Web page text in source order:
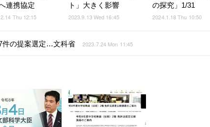
連携協定
Thu 12:15
ト」大きく影響
2023.9.13 Wed 16:45
の探究」1/31
2024.1.18 Thu 10:50
件の提案選定…文科省 2023.7.24 Mon 11:45